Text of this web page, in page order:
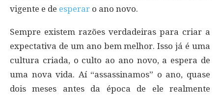
vigente e de esperar o ano novo.
Sempre existem razões verdadeiras para criar a
expectativa de um ano bem melhor. Isso já é uma
cultura criada, o culto ao ano novo, a espera de
uma nova vida. Aí “assassinamos” o ano, quase
dois meses antes da época de ele realmente